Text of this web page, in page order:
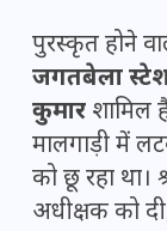
पुरस्कृत होने
जगतबेला
कुमार शामिल
मालगाड़ी में
को छू रहा था।
अधीक्षक को